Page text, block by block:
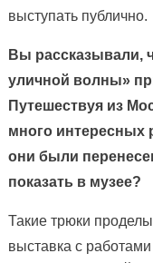
выступать публично.
Вы рассказывали,
уличной волны»
Путешествуя из
много интересных
они были
показать в музее?
Такие трюки
выставка с